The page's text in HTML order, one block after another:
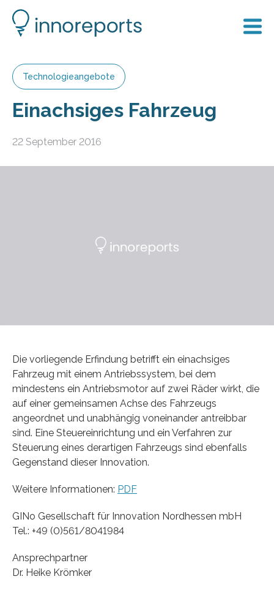
Technologieangebote
Einachsiges Fahrzeug
22 September 2016
Die vorliegende Erfindung betrifft ein einachsiges
Fahrzeug mit einem Antriebssystem, bei dem
mindestens ein Antriebsmotor auf zwei Räder wirkt, die
auf einer gemeinsamen Achse des Fahrzeugs
angeordnet und unabhängig voneinander antreibbar
sind. Eine Steuereinrichtung und ein Verfahren zur
Steuerung eines derartigen Fahrzeugs sind ebenfalls
Gegenstand dieser Innovation.
Weitere Informationen: PDF
GINo Gesellschaft für Innovation Nordhessen mbH
Tel.: +49 (0)561/8041984
Ansprechpartner
Dr. Heike Krömker